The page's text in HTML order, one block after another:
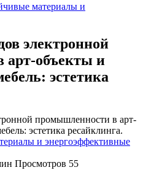
материалы и
электронной
объекты и
эстетика
и энергоэффективные
Просмотров 55